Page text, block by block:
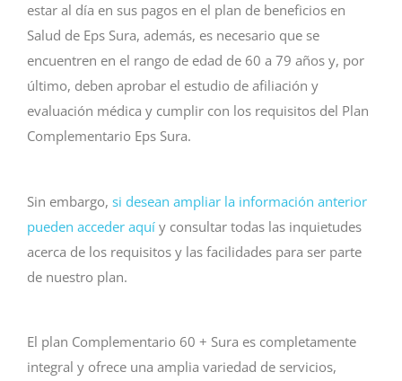
estar al día en sus pagos en el plan de beneficios en
Salud de Eps Sura, además, es necesario que se
encuentren en el rango de edad de 60 a 79 años y, por
último, deben aprobar el estudio de afiliación y
evaluación médica y cumplir con los requisitos del Plan
Complementario Eps Sura.
Sin embargo, si desean ampliar la información anterior
pueden acceder aquí y consultar todas las inquietudes
acerca de los requisitos y las facilidades para ser parte
de nuestro plan.
El plan Complementario 60 + Sura es completamente
integral y ofrece una amplia variedad de servicios,